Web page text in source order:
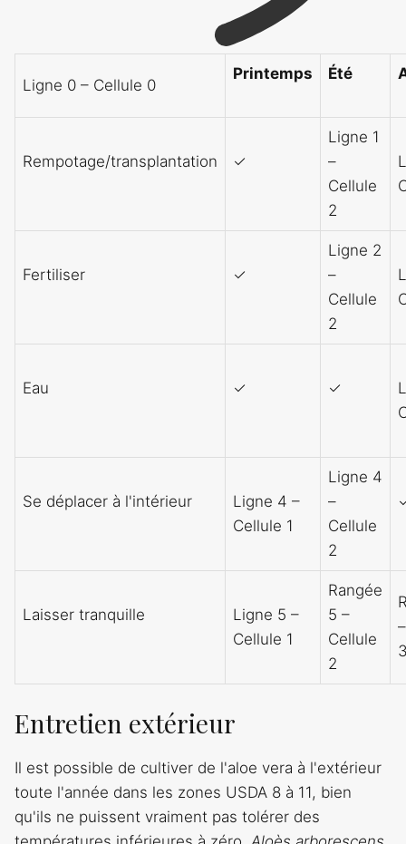
Ligne 0 – Cellule 0
Printemps Été
Rempotage/transplantation ✓
Ligne 1
–
Cellule
2
Fertiliser ✓
Ligne 2
–
Cellule
2
Eau ✓ ✓
Se déplacer à l'intérieur
Ligne 4 –
Cellule 1
Ligne 4
–
Cellule
2
Laisser tranquille
Ligne 5 –
Cellule 1
Rangée
5 –
Cellule
2
Entretien extérieur
Il est possible de cultiver de l'aloe vera à l'extérieur
toute l'année dans les zones USDA 8 à 11, bien
qu'ils ne puissent vraiment pas tolérer des